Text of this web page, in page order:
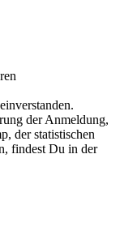
der Anmeldung,
der statistischen
findest Du in der